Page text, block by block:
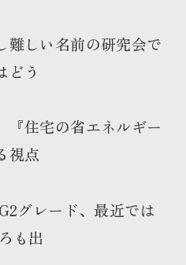
難しい名前の研究会で
どう
『住宅の省エネルギー
視点
グレード、最近では
も出